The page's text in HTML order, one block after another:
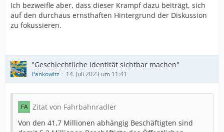
Ich bezweifle aber, dass dieser Krampf dazu beiträgt, sich
auf den durchaus ernsthaften Hintergrund der Diskussion
zu fokussieren.
"Geschlechtliche Identität sichtbar machen"
Pankowitz 14. Juli 2023 um 11:41
Zitat von Fahrbahnradler
Von den 41,7 Millionen abhängig Beschäftigten sind